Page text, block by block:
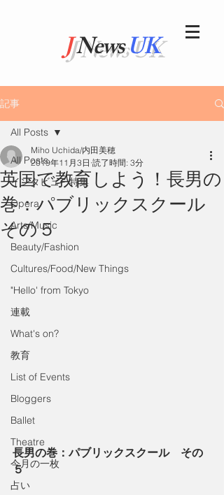
JNewsUK
記事
All Posts
インタビュー特集
Opera
Arts/Music
Beauty/Fashion
Cultures/Food/New Things
"Hello' from Tokyo
連載
What's on?
教育
List of Events
Bloggers
Ballet
Theatre
今月の一枚
占い
All Posts
英国で教育しよう！長男の
巻：パブリックスクール
その５
Miho Uchida/内田美穂
2019年11月3日 読了時間: 3分
長男の巻：パブリックスクール　その
５